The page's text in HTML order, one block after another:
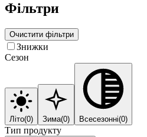
Фільтри
Очистити фільтри
Знижки
Сезон
Літо(0) Зима(0) Всесезонні(0)
Тип продукту